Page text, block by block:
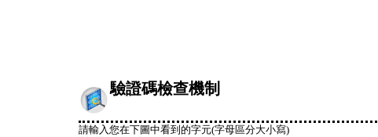
驗證碼檢查機制
請輸入您在下圖中看到的字元(字母區分大小寫)